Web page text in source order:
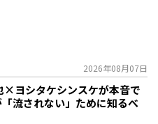
2026年08月07日
×ヨシタケシンスケが本音で
流されない」ために知るべ